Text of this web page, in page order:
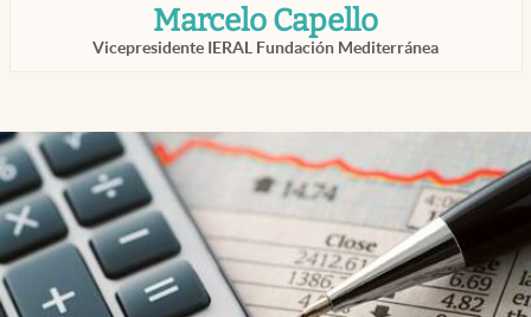
Infotechnology
Mundial 2026
Eventos Corporativos
El Cronista Studio
Mediakit
Marcelo Capello
Vicepresidente IERAL Fundación Mediterránea